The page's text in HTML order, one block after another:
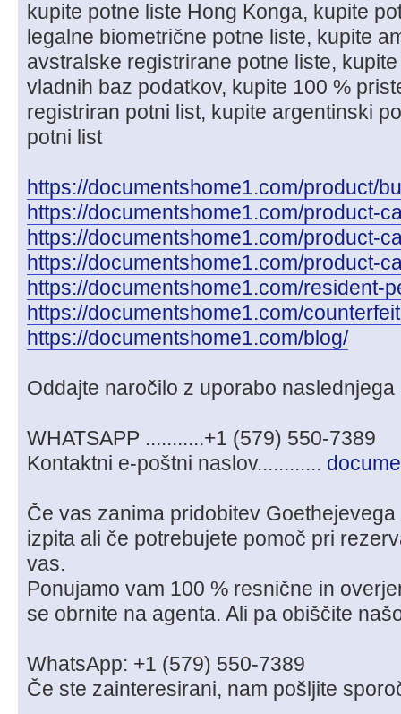
kupite potne liste Hong Konga, kupite
legalne biometrične potne liste, kupite
avstralske registrirane potne liste,
vladnih baz podatkov, kupite 100 %
registriran potni list, kupite argentinski
potni list
https://documentshome1.com/product/
https://documentshome1.com/product-
https://documentshome1.com/product-
https://documentshome1.com/product-
https://documentshome1.com/resident-
https://documentshome1.com/
https://documentshome1.com/blog/
Oddajte naročilo z uporabo naslednjega
WHATSAPP ...........+1 (579) 550-7389
Kontaktni e-poštni naslov............
Če vas zanima pridobitev
izpita ali če potrebujete pomoč pri
vas.
Ponujamo vam 100 % resnične in
se obrnite na agenta. Ali pa obiščite
WhatsApp: +1 (579) 550-7389
Če ste zainteresirani, nam pošljite